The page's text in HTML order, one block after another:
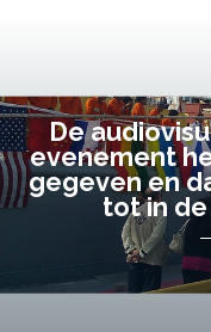
De
evenement
gegeven en
tot in